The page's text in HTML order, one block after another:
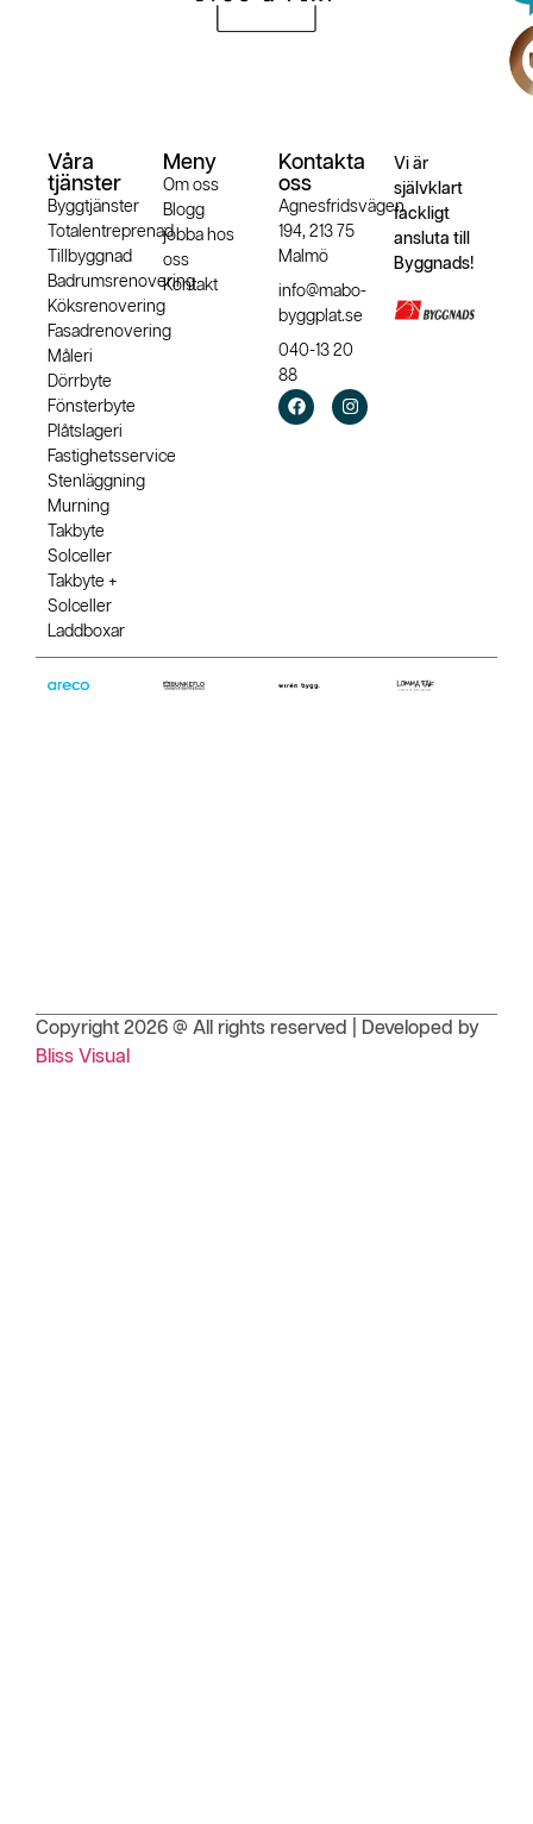
Våra
tjänster
Byggtjänster
Totalentreprenad
Tillbyggnad
Badrumsrenovering
Köksrenovering
Fasadrenovering
Måleri
Dörrbyte
Fönsterbyte
Plåtslageri
Fastighetsservice
Stenläggning
Murning
Takbyte
Solceller
Takbyte +
Solceller
Laddboxar
Meny
Om oss
Blogg
jobba hos
oss
Kontakt
Kontakta
oss
Agnesfridsvägen
194, 213 75
Malmö
info@mabo-
byggplat.se
040-13 20
88
Vi är
självklart
fackligt
ansluta till
Byggnads!
Copyright 2026 @ All rights reserved | Developed by
Bliss Visual